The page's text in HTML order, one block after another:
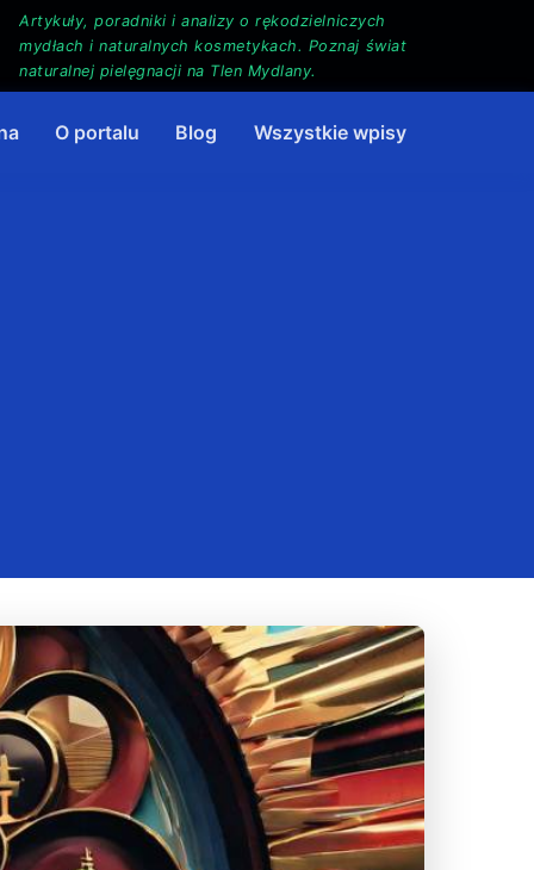
Artykuły, poradniki i analizy o rękodzielniczych
mydłach i naturalnych kosmetykach. Poznaj świat
naturalnej pielęgnacji na Tlen Mydlany.
O portalu Blog Wszystkie wpisy